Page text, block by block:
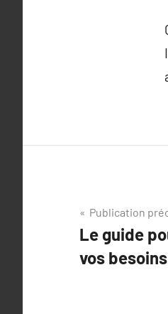
de
l’article
Publication
Le guide
vos besoins